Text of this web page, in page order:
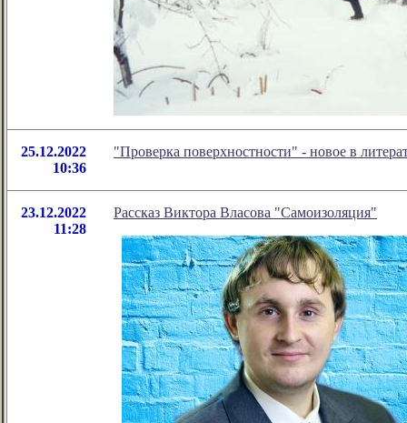
25.12.2022
10:36
"Проверка поверхностности" - новое в
23.12.2022
11:28
Рассказ Виктора Власова "Самоизоляция"